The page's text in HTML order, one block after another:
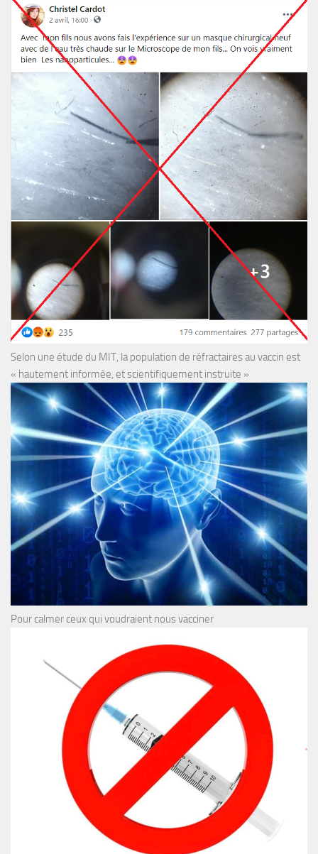
Selon une étude du MIT, la population de réfractaires au vaccin est
« hautement informée, et scientifiquement instruite »
Pour calmer ceux qui voudraient nous vacciner